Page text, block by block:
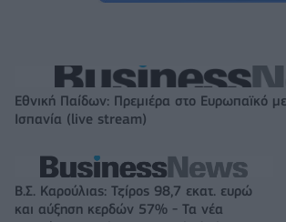
Εθνική Παίδων: Πρεμιέρα στο Ευρωπαϊκό
Ισπανία (live stream)
Β.Σ. Καρούλιας: Τζίρος 98,7 εκατ. ευρώ
και αύξηση κερδών 57% - Τα νέα